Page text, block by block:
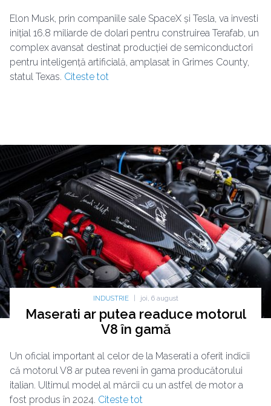
Elon Musk, prin companiile sale SpaceX și Tesla, va investi
inițial 16.8 miliarde de dolari pentru construirea Terafab, un
complex avansat destinat producției de semiconductori
pentru inteligență artificială, amplasat în Grimes County,
statul Texas. Citeste tot
INDUSTRIE joi, 6 august
Maserati ar putea readuce motorul
V8 în gamă
Un oficial important al celor de la Maserati a oferit indicii
că motorul V8 ar putea reveni în gama producătorului
italian. Ultimul model al mărcii cu un astfel de motor a
fost produs în 2024. Citeste tot